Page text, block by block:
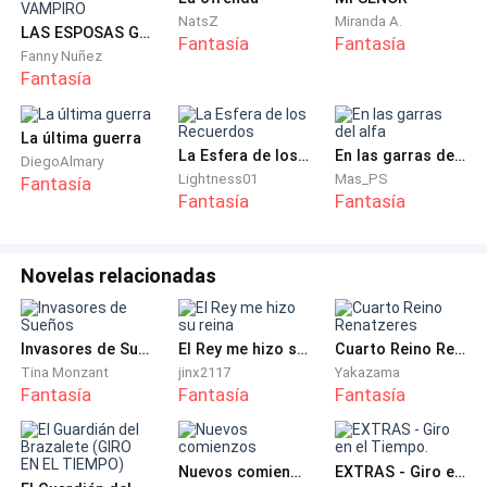
Isaac camina hacia la armería, seguido solamente por
Karen, ahí dentro este se equipa con una escopeta
recortada, un revolver y una daga.
Karen: ¿Una? Sueles usar dos
Isaac: Perdí una en combate, fui desarmado.
digno
Isaac queda en silencio un momento, recordando esa
batalla reñida contra Zack, finalmente el exclama –Lo
fue, una verdadera pena, pudo haber sido útil aquí. –
Karen: Sora me contó que estuviste a punto de
perder.
LAS ESPOSAS GEMELAS DEL REY VAMPIRO
Fanny Nuñez
Fantasía
NatsZ
Fantasía
Miranda A.
Fantasía
La última guerra
DiegoAlmary
Fantasía
La Esfera de los Recuerdos
Lightness01
Fantasía
En las garras del alfa
Mas_PS
Fantasía
Novelas relacionadas
Invasores de Sueños
Tina Monzant
Fantasía
El Rey me hizo su reina
jinx2117
Fantasía
Cuarto Reino Renatzeres
Yakazama
Fantasía
Nuevos comienzos EXTRAS - Giro en el Tiempo.